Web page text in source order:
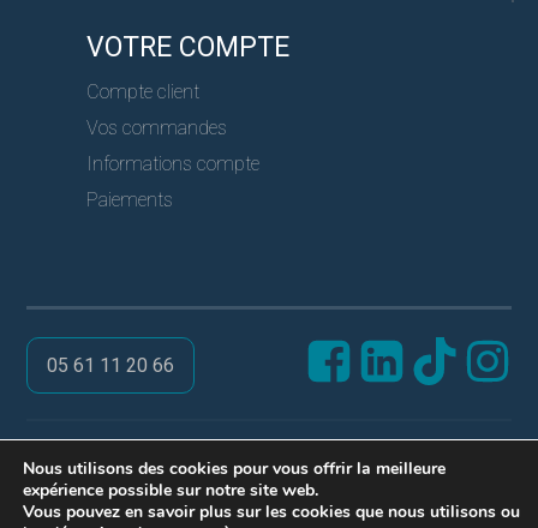
VOTRE COMPTE
Compte client
Vos commandes
Informations compte
Paiements
05 61 11 20 66
@ PRO SERVICES CLES
Réalisation ARPEGA
Mentions légales
Nous utilisons des cookies pour vous offrir la meilleure
expérience possible sur notre site web.
Vous pouvez en savoir plus sur les cookies que nous utilisons ou